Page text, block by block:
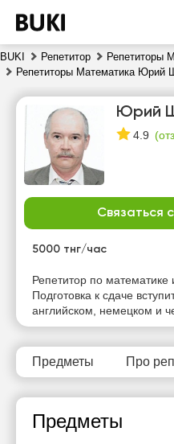
BUKI Репетитор
Репетиторы
Репетиторы Математика Юрий
Юрий
4.9 (
Связаться
5000 тнг/час
Репетитор по
Подготовка к сдаче
английском, немецком и
Предметы Про
Предметы
вс
15:00
15:30
16:00
16:30
17:30
Нет
свободных
часов